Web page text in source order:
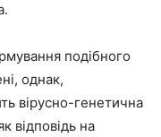
подібного
однак,
вірусно-генетична
відповідь на